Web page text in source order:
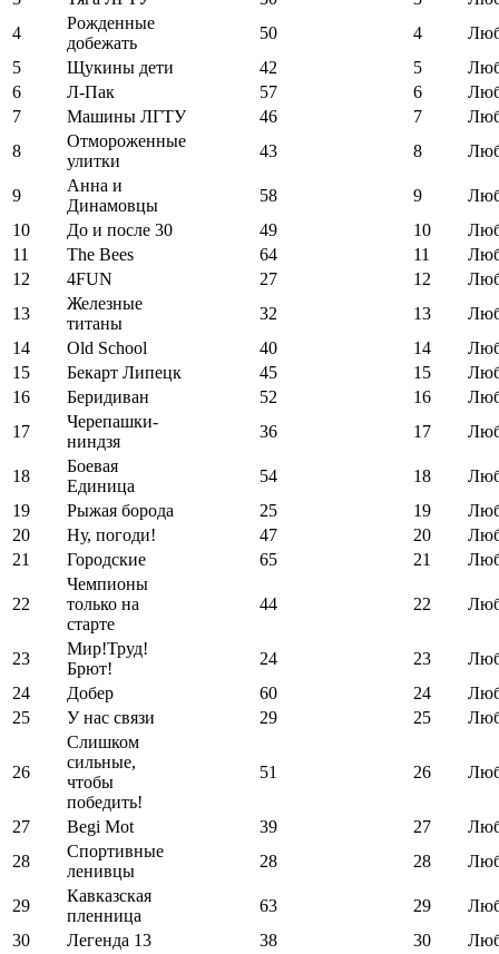
4
Рожденные
добежать
50 4
5
Щукины дети 42 5
6
Л-Пак 57 6
7
Машины ЛГТУ 46 7
8
Отмороженные
улитки
43 8
9
Анна и
Динамовцы
58 9
10
До и после 30 49 10
11
The Bees 64 11
12
4FUN 27 12
13
Железные
титаны
32 13
14
Old School 40 14
15
Бекарт Липецк 45 15
16
Беридиван 52 16
17
Черепашки-
ниндзя
36 17
18
Боевая
Единица
54 18
19
Рыжая борода 25 19
20
Ну, погоди! 47 20
21
Городские 65 21
22
Чемпионы
только на
старте
44 22
23
Мир!Труд!
Брют!
24 23
24
Добер 60 24
25
У нас связи 29 25
26
Слишком
сильные,
чтобы
победить!
51 26
27 Begi Mot 39 27
28
Спортивные
ленивцы
28 28
29
Кавказская
пленница
63 29
30
Легенда 13 38 30